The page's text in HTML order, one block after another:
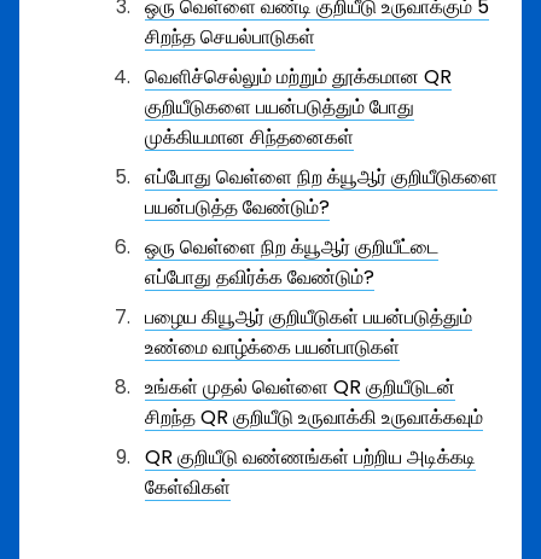
ஒரு வெள்ளை வண்டி குறியீடு உருவாக்கும் 5
சிறந்த செயல்பாடுகள்
வெளிச்செல்லும் மற்றும் தூக்கமான QR
குறியீடுகளை பயன்படுத்தும் போது
முக்கியமான சிந்தனைகள்
எப்போது வெள்ளை நிற க்யூஆர் குறியீடுகளை
பயன்படுத்த வேண்டும்?
ஒரு வெள்ளை நிற க்யூஆர் குறியீட்டை
எப்போது தவிர்க்க வேண்டும்?
பழைய கியூஆர் குறியீடுகள் பயன்படுத்தும்
உண்மை வாழ்க்கை பயன்பாடுகள்
உங்கள் முதல் வெள்ளை QR குறியீடுடன்
சிறந்த QR குறியீடு உருவாக்கி உருவாக்கவும்
QR குறியீடு வண்ணங்கள் பற்றிய அடிக்கடி
கேள்விகள்